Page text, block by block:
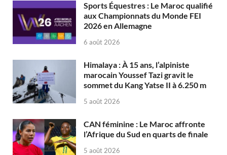
Sports Équestres : Le Maroc qualifié
aux Championnats du Monde FEI
2026 en Allemagne
6 août 2026
Himalaya : À 15 ans, l’alpiniste
marocain Youssef Tazi gravit le
sommet du Kang Yatse II à 6.250 m
5 août 2026
CAN féminine : Le Maroc affronte
l’Afrique du Sud en quarts de finale
5 août 2026